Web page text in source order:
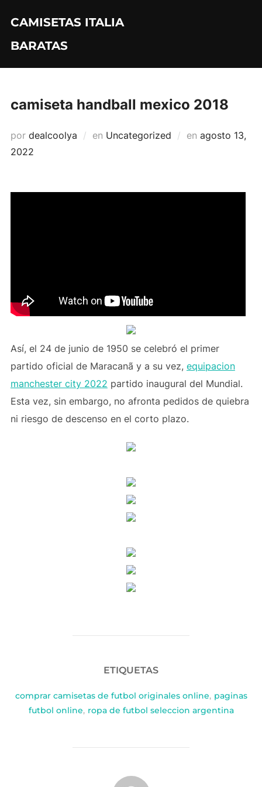
contenido
CAMISETAS ITALIA
BARATAS
camiseta handball mexico 2018
por dealcoolya en Uncategorized en Publicado
agosto 13,
2022
Así, el 24 de junio de 1950 se celebró el primer
partido oficial de Maracanã y a su vez, equipacion
manchester city 2022 partido inaugural del Mundial.
Esta vez, sin embargo, no afronta pedidos de quiebra
ni riesgo de descenso en el corto plazo.
ETIQUETAS
comprar camisetas de futbol originales online, paginas
futbol online, ropa de futbol seleccion argentina
AUTOR DE LA PUBLICACIÓN